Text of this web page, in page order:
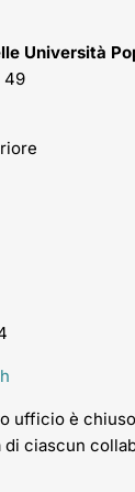
Università
49
ufficio è
di ciascun